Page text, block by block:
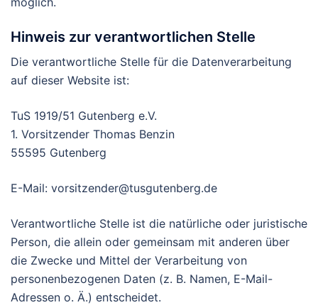
Hinweis zur verantwortlichen Stelle
Die verantwortliche Stelle für die Datenverarbeitung
auf dieser Website ist:
TuS 1919/51 Gutenberg e.V.
1. Vorsitzender Thomas Benzin
55595 Gutenberg
E-Mail: vorsitzender@tusgutenberg.de
Verantwortliche Stelle ist die natürliche oder juristische
Person, die allein oder gemeinsam mit anderen über
die Zwecke und Mittel der Verarbeitung von
personenbezogenen Daten (z. B. Namen, E-Mail-
Adressen o. Ä.) entscheidet.